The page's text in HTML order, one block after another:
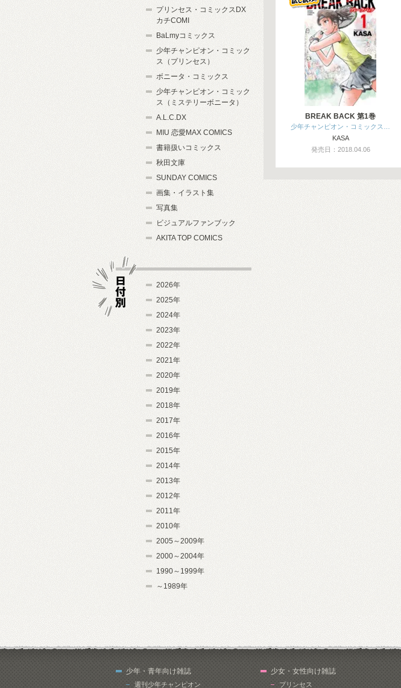
BREAK BACK 第1巻
少年チャンピオン・コミックス…
KASA
発売日：2018.04.06
プリンセス・コミックスDX
カチCOMI
BaLmyコミックス
少年チャンピオン・コミック
ス（プリンセス）
ボニータ・コミックス
少年チャンピオン・コミック
ス（ミステリーボニータ）
A.L.C.DX
MIU 恋愛MAX COMICS
書籍扱いコミックス
秋田文庫
SUNDAY COMICS
画集・イラスト集
写真集
ビジュアルファンブック
AKITA TOP COMICS
2026年
2025年
2024年
2023年
2022年
2021年
2020年
2019年
2018年
2017年
2016年
2015年
2014年
2013年
2012年
2011年
2010年
2005～2009年
2000～2004年
1990～1999年
～1989年
少年・青年向け雑誌
週刊少年チャンピオン
少女・女性向け雑誌
プリンセス